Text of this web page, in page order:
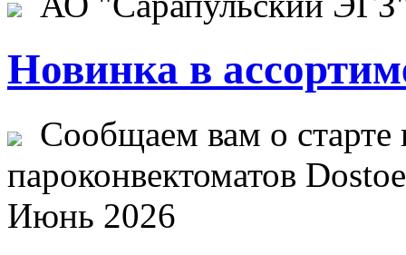
Новинка в
Сообщаем вам о старте
пароконвектоматов
Июнь 2026